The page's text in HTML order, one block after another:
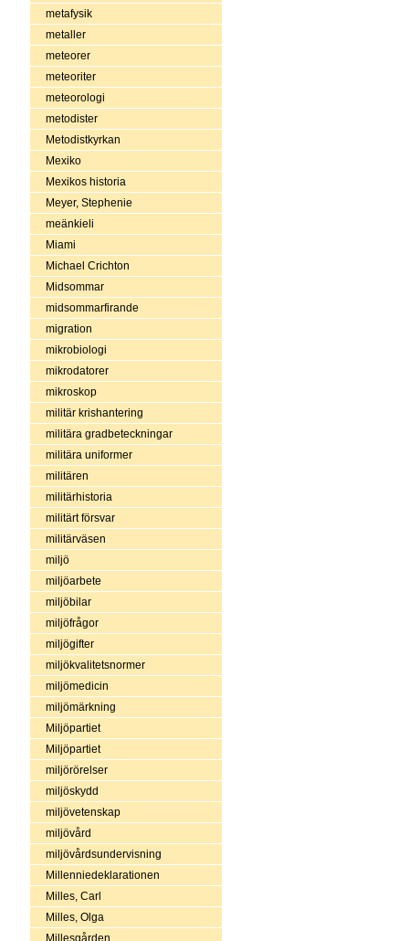
metafysik
metaller
meteorer
meteoriter
meteorologi
metodister
Metodistkyrkan
Mexiko
Mexikos historia
Meyer, Stephenie
meänkieli
Miami
Michael Crichton
Midsommar
midsommarfirande
migration
mikrobiologi
mikrodatorer
mikroskop
militär krishantering
militära gradbeteckningar
militära uniformer
militären
militärhistoria
militärt försvar
militärväsen
miljö
miljöarbete
miljöbilar
miljöfrågor
miljögifter
miljökvalitetsnormer
miljömedicin
miljömärkning
Miljöpartiet
Miljöpartiet
miljörörelser
miljöskydd
miljövetenskap
miljövård
miljövårdsundervisning
Millenniedeklarationen
Milles, Carl
Milles, Olga
Millesgården